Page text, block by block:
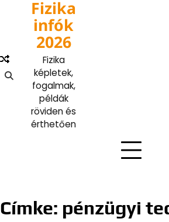
content
Fizika
infók
2026
Fizika
képletek,
fogalmak,
példák
röviden és
érthetően
Címke: pénzügyi